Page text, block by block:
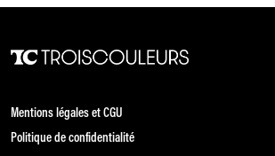
Mentions légales et CGU
Politique de confidentialité